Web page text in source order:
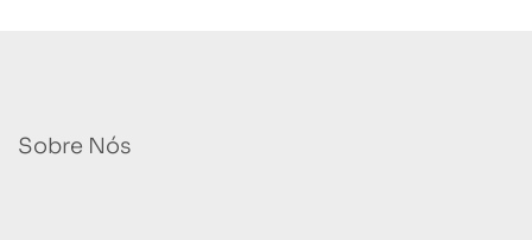
Sobre Nós